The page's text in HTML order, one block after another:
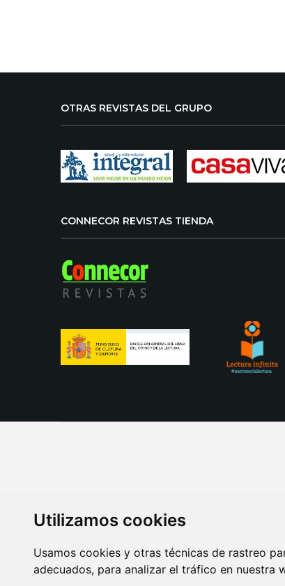
Utilizamos cookies
Usamos cookies y otras técnicas de rastreo
adecuados, para analizar el tráfico en nuestra
OTRAS REVISTAS DEL GRUPO
CONNECOR REVISTAS TIENDA
AVISO LEGAL POLITICA DE COOKIES